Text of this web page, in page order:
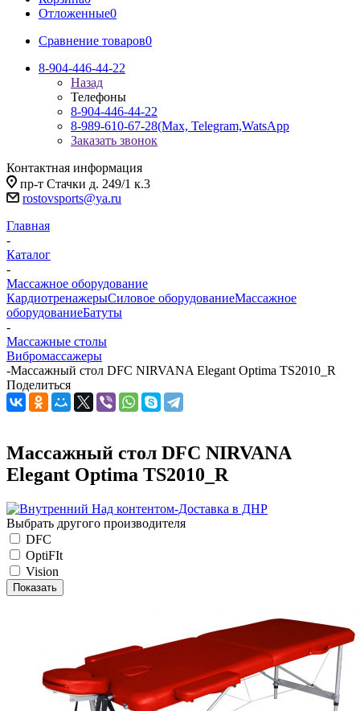
Отложенные0
Сравнение товаров0
8-904-446-44-22
Назад
Телефоны
8-904-446-44-22
8-989-610-67-28(Max, Telegram,WatsApp
Заказать звонок
Контактная информация
пр-т Стачки д. 249/1 к.3
rostovsports@ya.ru
Главная
-
Каталог
-
Массажное оборудование
КардиотренажерыСиловое оборудованиеМассажное
оборудованиеБатуты
-
Массажные столы
Вибромассажеры
-Массажный стол DFC NIRVANA Elegant Optima TS2010_R
Поделиться
Массажный стол DFC NIRVANA
Elegant Optima TS2010_R
Выбрать другого производителя
DFC
OptiFIt
Vision